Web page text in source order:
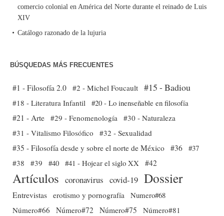
comercio colonial en América del Norte durante el reinado de Luis
XIV
Catálogo razonado de la lujuria
BÚSQUEDAS MÁS FRECUENTES
#1 - Filosofía 2.0 #2 - Michel Foucault #15 - Badiou
#18 - Literatura Infantil #20 - Lo inenseñable en filosofía
#21 - Arte #29 - Fenomenología
#30 - Naturaleza
#31 - Vitalismo Filosófico
#32 - Sexualidad
#35 - Filosofía desde y sobre el norte de México #36 #37
#38
#39 #40 #41 - Hojear el siglo XX #42
Artículos coronavirus covid-19 Dossier
Entrevistas erotismo y pornografía
Numero#68
Número#66
Número#72 Número#75
Número#81